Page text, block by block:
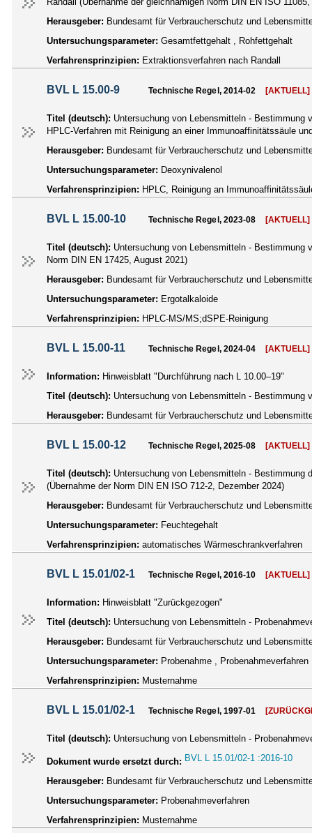
Herausgeber: Bundesamt für Verbraucherschutz und
Untersuchungsparameter: Gesamtfettgehalt , Rohfettgehalt
Verfahrensprinzipien: Extraktionsverfahren nach Randall
BVL L 15.00-9 Technische Regel, 2014-02 [AKTUELL]
Titel (deutsch): Untersuchung von Lebensmitteln - Bestimmung
HPLC-Verfahren mit Reinigung an einer Immunoaffinitätssäule
Herausgeber: Bundesamt für Verbraucherschutz und
Untersuchungsparameter: Deoxynivalenol
Verfahrensprinzipien: HPLC, Reinigung an
BVL L 15.00-10 Technische Regel, 2023-08 [AKTUELL]
Titel (deutsch): Untersuchung von Lebensmitteln - Bestimmung
Norm DIN EN 17425, August 2021)
Herausgeber: Bundesamt für Verbraucherschutz und
Untersuchungsparameter: Ergotalkaloide
Verfahrensprinzipien: HPLC-MS/MS;dSPE-Reinigung
BVL L 15.00-11 Technische Regel, 2024-04 [AKTUELL]
Information: Hinweisblatt "Durchführung nach L 10.00–19"
Titel (deutsch): Untersuchung von Lebensmitteln - Bestimmung
Herausgeber: Bundesamt für Verbraucherschutz und
BVL L 15.00-12 Technische Regel, 2025-08 [AKTUELL]
Titel (deutsch): Untersuchung von Lebensmitteln - Bestimmung
(Übernahme der Norm DIN EN ISO 712-2, Dezember 2024)
Herausgeber: Bundesamt für Verbraucherschutz und
Untersuchungsparameter: Feuchtegehalt
Verfahrensprinzipien: automatisches Wärmeschrankverfahren
BVL L 15.01/02-1 Technische Regel, 2016-10 [AKTUELL]
Information: Hinweisblatt "Zurückgezogen"
Titel (deutsch): Untersuchung von Lebensmitteln -
Herausgeber: Bundesamt für Verbraucherschutz und
Untersuchungsparameter: Probenahme , Probenahmeverfahren
Verfahrensprinzipien: Musternahme
BVL L 15.01/02-1 Technische Regel, 1997-01
Titel (deutsch): Untersuchung von Lebensmitteln -
Dokument wurde ersetzt durch: BVL L 15.01/02-1 :2016-10
Herausgeber: Bundesamt für Verbraucherschutz und
Untersuchungsparameter: Probenahmeverfahren
Verfahrensprinzipien: Musternahme